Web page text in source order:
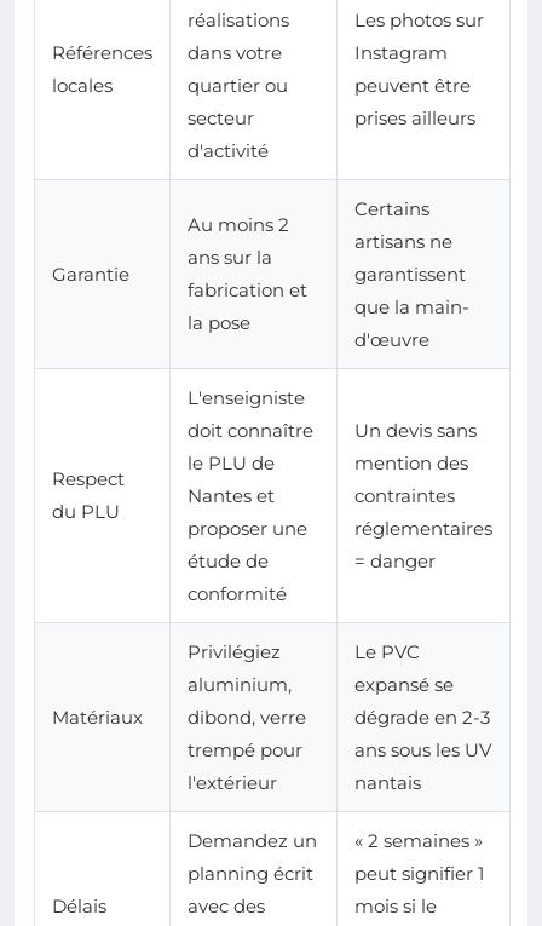
Références
locales
réalisations
dans votre
quartier ou
secteur
d'activité
Les photos sur
Instagram
peuvent être
prises ailleurs
Garantie
Au moins 2
ans sur la
fabrication et
la pose
Certains
artisans ne
garantissent
que la main-
d'œuvre
Respect
du PLU
L'enseigniste
doit connaître
le PLU de
Nantes et
proposer une
étude de
conformité
Un devis sans
mention des
contraintes
réglementaires
= danger
Matériaux
Privilégiez
aluminium,
dibond, verre
trempé pour
l'extérieur
Le PVC
expansé se
dégrade en 2-3
ans sous les UV
nantais
Délais
Demandez un
planning écrit
avec des
« 2 semaines »
peut signifier 1
mois si le